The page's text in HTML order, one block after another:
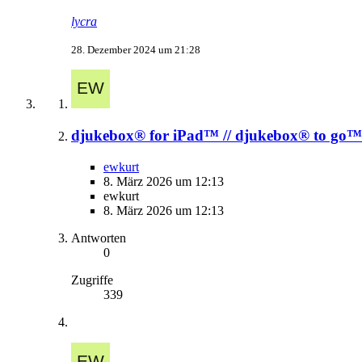
lycra
28. Dezember 2024 um 21:28
djukebox® for iPad™ // djukebox® to go™
ewkurt
8. März 2026 um 12:13
ewkurt
8. März 2026 um 12:13
Antworten
0
Zugriffe
339